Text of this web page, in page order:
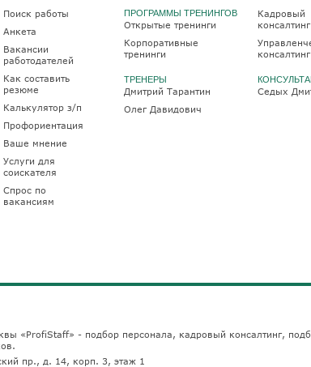
Поиск работы
Анкета
Вакансии
работодателей
Как составить
резюме
Калькулятор з/п
Профориентация
Ваше мнение
Услуги для
соискателя
Спрос по
вакансиям
ПРОГРАММЫ ТРЕНИНГОВ
Открытые тренинги
Корпоративные
тренинги
ТРЕНЕРЫ
Дмитрий Тарантин
Олег Давидович
Кадровый
консалтинг
консалтинг
Седых
«ProfiStaff» - подбор персонала, кадровый консалтинг,
пр., д. 14, корп. 3, этаж 1